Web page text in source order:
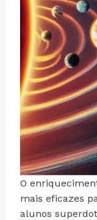
O
mais eficazes
alunos